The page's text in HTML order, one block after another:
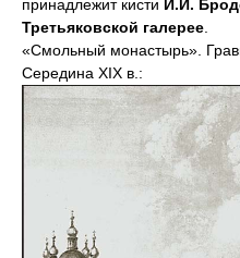
принадлежит кисти И.И.
Третьяковской галерее
«Смольный монастырь».
Середина XIX в.: